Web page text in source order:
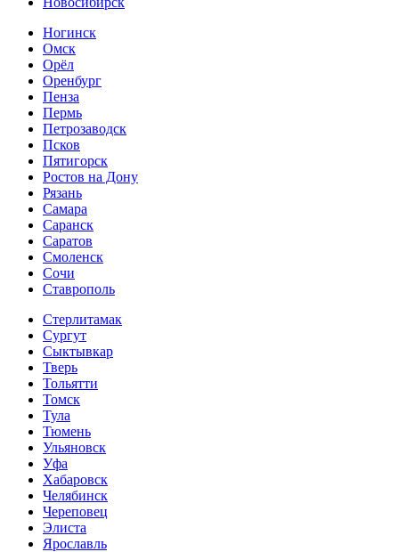
Ногинск
Омск
Орёл
Оренбург
Пенза
Пермь
Петрозаводск
Псков
Пятигорск
Ростов на Дону
Рязань
Самара
Саранск
Саратов
Смоленск
Сочи
Ставрополь
Стерлитамак
Сургут
Сыктывкар
Тверь
Тольятти
Томск
Тула
Тюмень
Ульяновск
Уфа
Хабаровск
Челябинск
Череповец
Элиста
Ярославль